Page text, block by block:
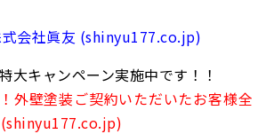
会社眞友 (shinyu177.co.jp)
大キャンペーン実施中です！！
外壁塗装ご契約いただいたお客様全